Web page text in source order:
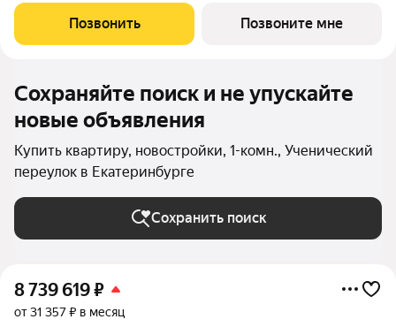
предлагая резидентам тишину в центре города.В шаговой
доступности ведущие вузы, театры,
Позвонить Позвоните мне
Сохраняйте поиск и не упускайте
новые объявления
Купить квартиру, новостройки, 1-комн., Ученический
переулок в Екатеринбурге
Сохранить поиск
8 739 619₽
от 31 357 ₽ в месяц